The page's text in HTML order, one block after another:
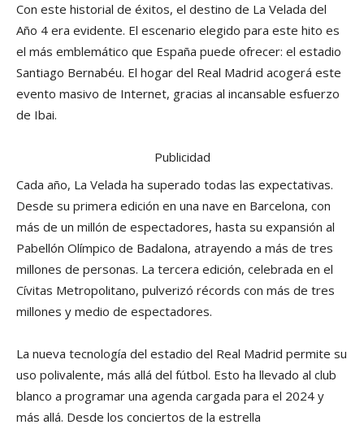
Con este historial de éxitos, el destino de La Velada del
Año 4 era evidente. El escenario elegido para este hito es
el más emblemático que España puede ofrecer: el estadio
Santiago Bernabéu. El hogar del Real Madrid acogerá este
evento masivo de Internet, gracias al incansable esfuerzo
de Ibai.
Publicidad
Cada año, La Velada ha superado todas las expectativas.
Desde su primera edición en una nave en Barcelona, con
más de un millón de espectadores, hasta su expansión al
Pabellón Olímpico de Badalona, atrayendo a más de tres
millones de personas. La tercera edición, celebrada en el
Cívitas Metropolitano, pulverizó récords con más de tres
millones y medio de espectadores.
La nueva tecnología del estadio del Real Madrid permite su
uso polivalente, más allá del fútbol. Esto ha llevado al club
blanco a programar una agenda cargada para el 2024 y
más allá. Desde los conciertos de la estrella